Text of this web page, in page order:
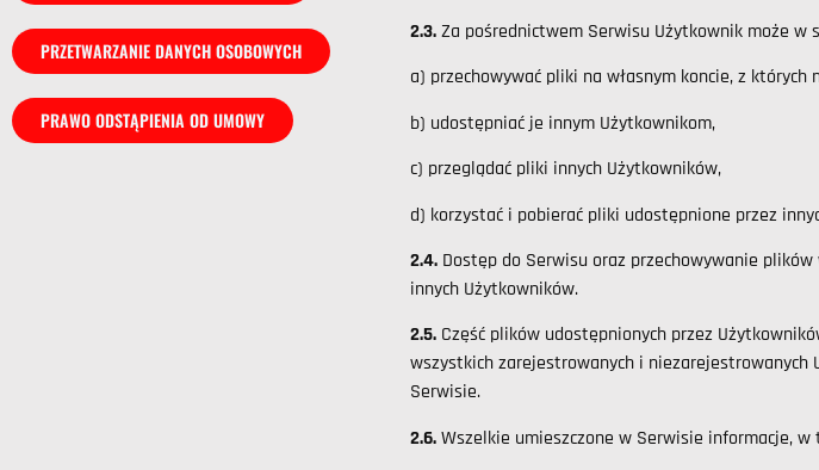
PRZETWARZANIE DANYCH OSOBOWYCH
PRAWO ODSTĄPIENIA OD UMOWY
2.3.Za pośrednictwem Serwisu Użytkownik może w
a) przechowywać pliki na własnym koncie, z
b) udostępniać je innym Użytkownikom,
c) przeglądać pliki innych Użytkowników,
d) korzystać i pobierać pliki udostępnione przez
2.4. Dostęp do Serwisu oraz przechowywanie
innych Użytkowników.
2.5. Część plików udostępnionych przez
wszystkich zarejestrowanych i
Serwisie.
2.6.Wszelkie umieszczone w Serwisie informacje,